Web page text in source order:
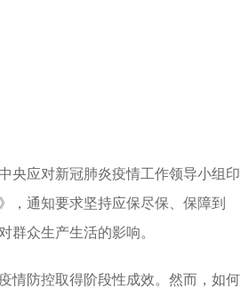
应对新冠肺炎疫情工作领导小组印
，通知要求坚持应保尽保、保障到
群众生产生活的影响。
防控取得阶段性成效。然而，如何